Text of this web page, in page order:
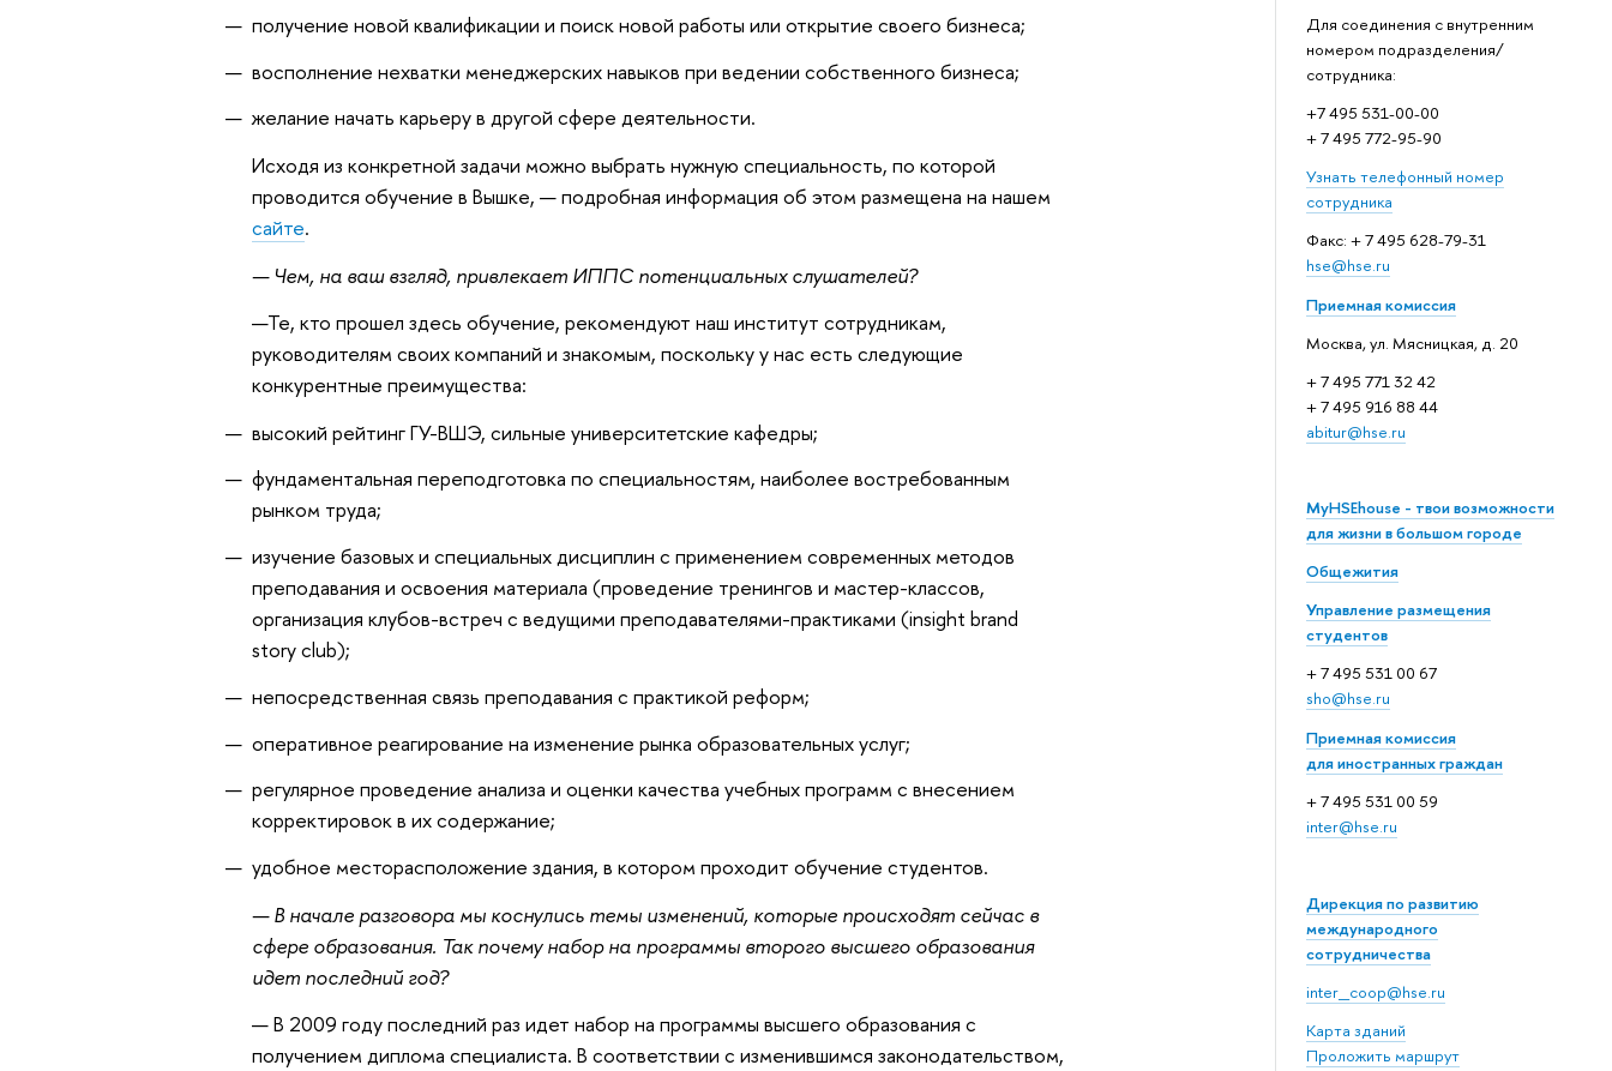
Для соединения с внутренним
номером подразделения/
сотрудника:
+7 495 531-00-00
+ 7 495 772-95-90
Узнать телефонный номер
сотрудника
Факс: + 7 495 628-79-31
hse@hse.ru
Приемная комиссия
Москва, ул. Мясницкая, д. 20
+ 7 495 771 32 42
+ 7 495 916 88 44
abitur@hse.ru
MyHSEhouse - твои возможности
для жизни в большом городе
Общежития
Управление размещения
студентов
+ 7 495 531 00 67
sho@hse.ru
Приемная комиссия
для иностранных граждан
+ 7 495 531 00 59
inter@hse.ru
Дирекция по развитию
международного
сотрудничества
inter_coop@hse.ru
Карта зданий
Проложить маршрут
получение новой квалификации и поиск новой работы или открытие своего бизнеса;
восполнение нехватки менеджерских навыков при ведении собственного бизнеса;
желание начать карьеру в другой сфере деятельности.
Исходя из конкретной задачи можно выбрать нужную специальность, по которой
проводится обучение в Вышке, — подробная информация об этом размещена на нашем
сайте.
— Чем, на ваш взгляд, привлекает ИППС потенциальных слушателей?
—Те, кто прошел здесь обучение, рекомендуют наш институт сотрудникам,
руководителям своих компаний и знакомым, поскольку у нас есть следующие
конкурентные преимущества:
высокий рейтинг ГУ-ВШЭ, сильные университетские кафедры;
фундаментальная переподготовка по специальностям, наиболее востребованным
рынком труда;
изучение базовых и специальных дисциплин с применением современных методов
преподавания и освоения материала (проведение тренингов и мастер-классов,
организация клубов-встреч с ведущими преподавателями-практиками (insight brand
story club);
непосредственная связь преподавания с практикой реформ;
оперативное реагирование на изменение рынка образовательных услуг;
регулярное проведение анализа и оценки качества учебных программ с внесением
корректировок в их содержание;
удобное месторасположение здания, в котором проходит обучение студентов.
— В начале разговора мы коснулись темы изменений, которые происходят сейчас в
сфере образования. Так почему набор на программы второго высшего образования
идет последний год?
— В 2009 году последний раз идет набор на программы высшего образования с
получением диплома специалиста. В соответствии с изменившимся законодательством,